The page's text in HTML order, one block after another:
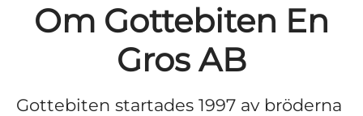
Om Gottebiten En
Gros AB
Gottebiten startades 1997 av bröderna